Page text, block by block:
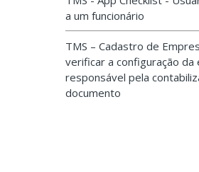
a um funcionário
TMS – Cadastro de
verificar a configuração da
responsável pela
documento